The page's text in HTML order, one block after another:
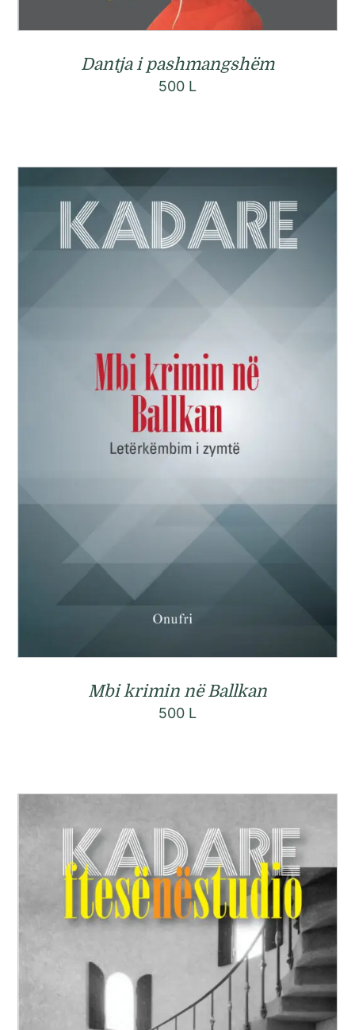
Dantja i pashmangshëm
500 L
Mbi krimin në Ballkan
500 L